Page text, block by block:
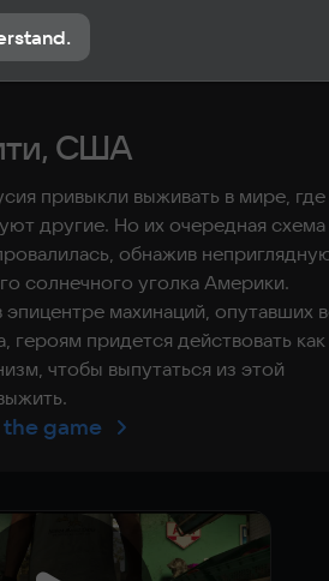
США
привыкли выживать в мире, где
другие. Но их очередная схема
обнажив
солнечного уголка Америки.
эпицентре махинаций, опутавших
героям придется действовать как
чтобы выпутаться из этой
game